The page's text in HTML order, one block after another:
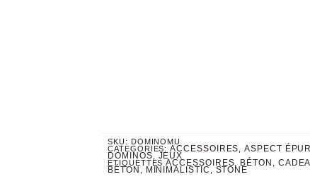
SKU: DOMINOMU
CATEGORIES: ACCESSOIRES ,ASPECT
DOMINOS JEUX
ÉTIQUETTES ACCESSOIRES BÉTON
BÉTON MINIMALISTIC STONE